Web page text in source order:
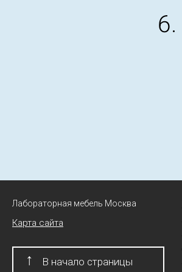
Лабораторная мебель Москва
Карта сайта
↑ В начало страницы